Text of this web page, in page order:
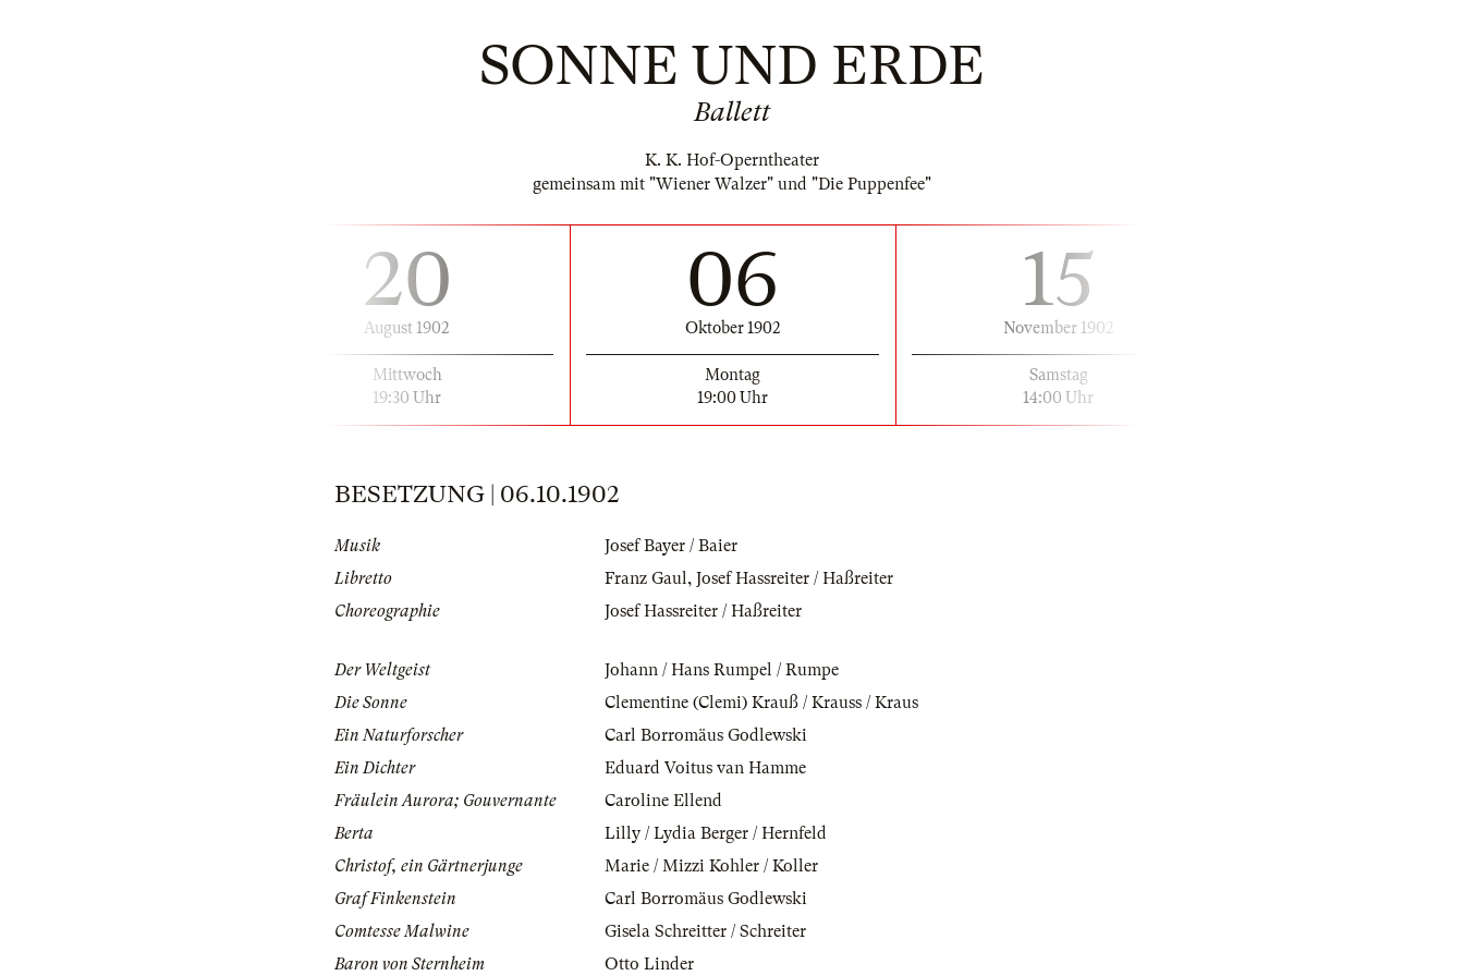
SONNE UND ERDE
Ballett
K. K. Hof-Operntheater
gemeinsam mit "Wiener Walzer" und "Die Puppenfee"
20
August 1902
Mittwoch
19:30 Uhr
06
Oktober 1902
Montag
19:00 Uhr
15
November 1902
Samstag
14:00 Uhr
BESETZUNG | 06.10.1902
Musik
Josef Bayer / Baier
Libretto
Franz Gaul, Josef Hassreiter / Haßreiter
Choreographie
Josef Hassreiter / Haßreiter
Der Weltgeist
Johann / Hans Rumpel / Rumpe
Die Sonne
Clementine (Clemi) Krauß / Krauss / Kraus
Ein Naturforscher
Carl Borromäus Godlewski
Ein Dichter
Eduard Voitus van Hamme
Fräulein Aurora; Gouvernante
Caroline Ellend
Berta
Lilly / Lydia Berger / Hernfeld
Christof, ein Gärtnerjunge
Marie / Mizzi Kohler / Koller
Graf Finkenstein
Carl Borromäus Godlewski
Comtesse Malwine
Gisela Schreitter / Schreiter
Baron von Sternheim
Otto Linder